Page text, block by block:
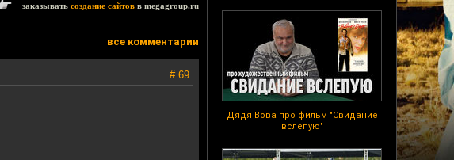
Дядя Вова про фильм "Свидание
вслепую"
заказывать создание сайтов в megagroup.ru
все комментарии
# 69